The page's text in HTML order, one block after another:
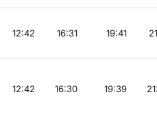
12:42 16:31 19:41
12:42 16:30 19:39